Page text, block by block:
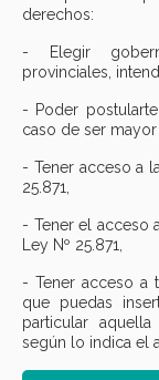
derechos:
- Elegir
provinciales,
- Poder
caso de ser mayor
- Tener acceso a
25.871,
- Tener el acceso
Ley Nº 25.871,
- Tener acceso a
que puedas
particular
según lo indica el